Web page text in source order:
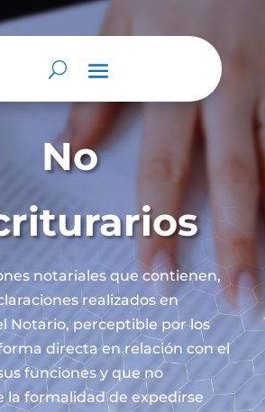
No
notariales que contienen,
realizados en
Notario, perceptible por los
directa en relación con el
funciones y que no
la formalidad de expedirse